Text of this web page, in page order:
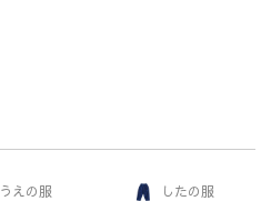
うえの服 したの服